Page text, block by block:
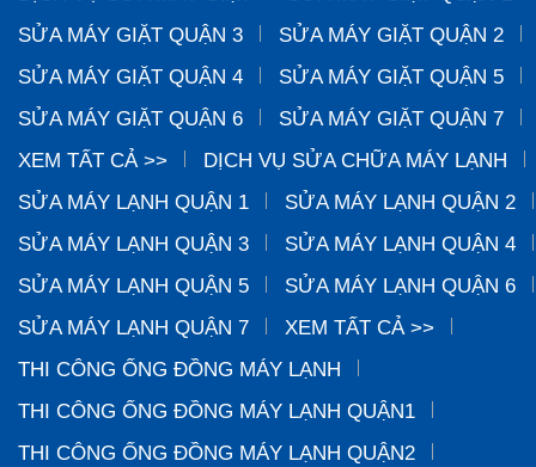
SỬA MÁY GIẶT QUẬN 3
SỬA MÁY GIẶT QUẬN 2
SỬA MÁY GIẶT QUẬN 4
SỬA MÁY GIẶT QUẬN 5
SỬA MÁY GIẶT QUẬN 6
SỬA MÁY GIẶT QUẬN 7
XEM TẤT CẢ >>
DỊCH VỤ SỬA CHỮA MÁY LẠNH
SỬA MÁY LẠNH QUẬN 1
SỬA MÁY LẠNH QUẬN 2
SỬA MÁY LẠNH QUẬN 3
SỬA MÁY LẠNH QUẬN 4
SỬA MÁY LẠNH QUẬN 5
SỬA MÁY LẠNH QUẬN 6
SỬA MÁY LẠNH QUẬN 7
XEM TẤT CẢ >>
THI CÔNG ỐNG ĐỒNG MÁY LẠNH
THI CÔNG ỐNG ĐỒNG MÁY LẠNH QUẬN1
THI CÔNG ỐNG ĐỒNG MÁY LẠNH QUẬN2